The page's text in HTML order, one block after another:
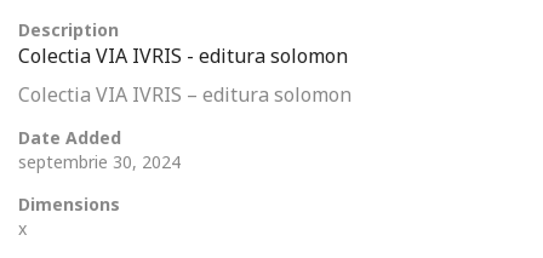
Description
Colectia VIA IVRIS - editura solomon
Colectia VIA IVRIS – editura solomon
Date Added
septembrie 30, 2024
Dimensions
x